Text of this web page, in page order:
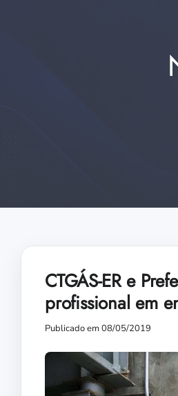
CTGÁS-ER e
profissional em
Publicado em 08/05/2019